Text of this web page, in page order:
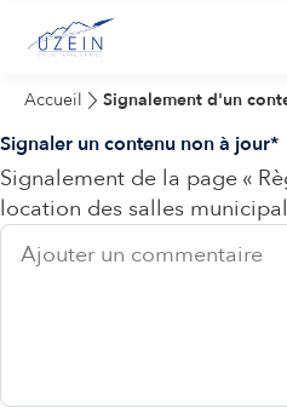
Accueil Signalement d'un
Signaler un contenu non à jour
Signalement de la page «
location des salles